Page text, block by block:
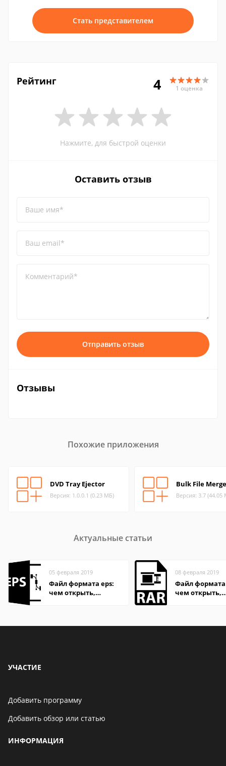
Стать представителем
Рейтинг 4 1 оценка
Нажмите, для быстрой оценки
Оставить отзыв
Ваше имя*
Ваш email*
Комментарий*
Отправить отзыв
Отзывы
Похожие приложения
DVD Tray Ejector
Версия: 1.0.0.1 (0.23 МБ)
Bulk File
Версия: 3.7 (44.05
Актуальные статьи
05 февраля 2019
Файл формата eps:
чем открыть,
08 февраля 2019
Файл формата
чем открыть,
УЧАСТИЕ
Добавить программу
Добавить обзор или статью
ИНФОРМАЦИЯ